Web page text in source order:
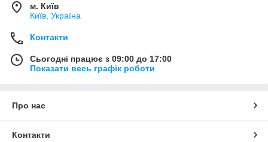
м. Київ
Київ, Україна
Контакти
Сьогодні працює з 09:00 до 17:00
Показати весь графік роботи
Про нас
Контакти